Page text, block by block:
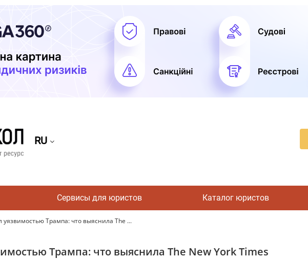
RU
Сервисы для юристов Каталог юристов
уязвимостью Трампа: что выяснила The ...
Трампа: что выяснила The New York Times